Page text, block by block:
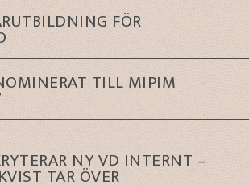
FÖR
TILL MIPIM
NY VD INTERNT –
TAR ÖVER